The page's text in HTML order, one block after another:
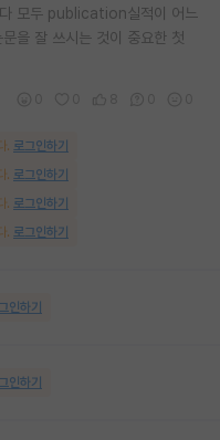
다 모두 publication실적이 어느
을 잘 쓰시는 것이 중요한 첫
. 로그인하기
. 로그인하기
. 로그인하기
. 로그인하기
인하기
인하기